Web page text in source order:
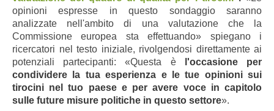
opinioni espresse in questo sondaggio saranno
analizzate nell'ambito di una valutazione che la
Commissione europea sta effettuando» spiegano i
ricercatori nel testo iniziale, rivolgendosi direttamente ai
potenziali partecipanti: «Questa è
l'occasione per
condividere la tua esperienza e le tue opinioni sui
tirocini nel tuo paese e per avere voce in capitolo
sulle future misure politiche in questo settore».